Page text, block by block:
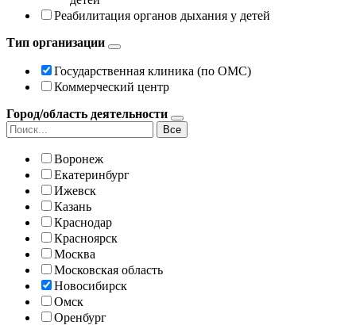
Реабилитация органов дыхания у детей
Тип организации
Государственная клиника (по ОМС)
Коммерческий центр
Город/область деятельности
Все
Воронеж
Екатеринбург
Ижевск
Казань
Краснодар
Красноярск
Москва
Московская область
Новосибирск
Омск
Оренбург